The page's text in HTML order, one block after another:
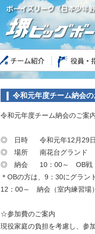
令和元年度チーム納会の
令和元年度チーム納会のご案
◎ 日時 令和元年12月29日
◎ 場所 南花台グランド
◎ 納会 10：00～ OB戦
＊OBの方は、9：30にグラン
12：00～ 納会（室内練習場）
☆参加費のご案内
現役家庭の負担を考慮し、参